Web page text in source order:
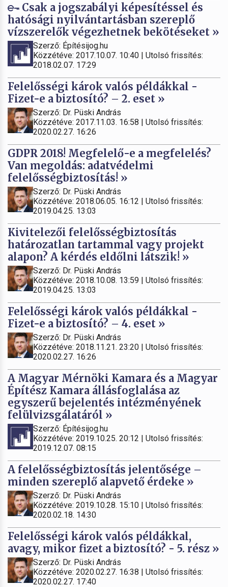
Csak a jogszabályi képesítéssel és
hatósági nyilvántartásban szereplő
vízszerelők végezhetnek bekötéseket »
Szerző: Építésijog.hu
Közzétéve: 2017.10.07. 10:40 | Utolsó frissítés:
2018.02.07. 17:29
Felelősségi károk valós példákkal -
Fizet-e a biztosító? – 2. eset »
Szerző: Dr. Püski András
Közzétéve: 2017.11.03. 16:58 | Utolsó frissítés:
2020.02.27. 16:26
GDPR 2018! Megfelelő-e a megfelelés?
Van megoldás: adatvédelmi
felelősségbiztosítás! »
Szerző: Dr. Püski András
Közzétéve: 2018.06.05. 16:12 | Utolsó frissítés:
2019.04.25. 13:03
Kivitelezői felelősségbiztosítás
határozatlan tartammal vagy projekt
alapon? A kérdés eldőlni látszik! »
Szerző: Dr. Püski András
Közzétéve: 2018.10.08. 13:59 | Utolsó frissítés:
2019.04.25. 13:03
Felelősségi károk valós példákkal -
Fizet-e a biztosító? – 4. eset »
Szerző: Dr. Püski András
Közzétéve: 2018.11.21. 23:20 | Utolsó frissítés:
2020.02.27. 16:26
A Magyar Mérnöki Kamara és a Magyar
Építész Kamara állásfoglalása az
egyszerű bejelentés intézményének
felülvizsgálatáról »
Szerző: Építésijog.hu
Közzétéve: 2019.10.25. 20:12 | Utolsó frissítés:
2019.12.07. 08:15
A felelősségbiztosítás jelentősége –
minden szereplő alapvető érdeke »
Szerző: Dr. Püski András
Közzétéve: 2019.10.28. 15:10 | Utolsó frissítés:
2020.02.18. 14:30
Felelősségi károk valós példákkal,
avagy, mikor fizet a biztosító? - 5. rész »
Szerző: Dr. Püski András
Közzétéve: 2020.02.27. 16:38 | Utolsó frissítés:
2020.02.27. 17:40